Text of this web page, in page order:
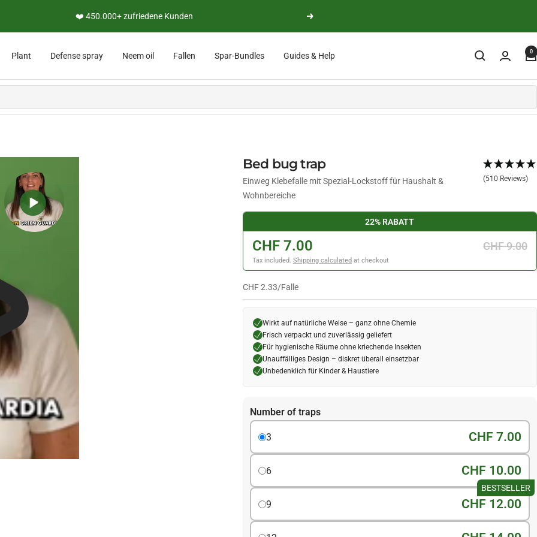
👨‍🔬 Persönliche Expertenberatung Next
Plant Defense spray Neem oil Fallen Spar-Bundles Guides & Help 0
Bed bug trap
Einweg Klebefalle mit Spezial-Lockstoff für Haushalt &
Wohnbereiche
(510 Reviews)
22% RABATT
CHF 7.00 CHF 9.00
Tax included. Shipping calculated at checkout
CHF 2.33/Falle
Wirkt auf natürliche Weise – ganz ohne Chemie
Frisch verpackt und zuverlässig geliefert
Für hygienische Räume ohne kriechende Insekten
Unauffälliges Design – diskret überall einsetzbar
Unbedenklich für Kinder & Haustiere
Number of traps
3 CHF 7.00
6 CHF 10.00
BESTSELLER
9 CHF 12.00